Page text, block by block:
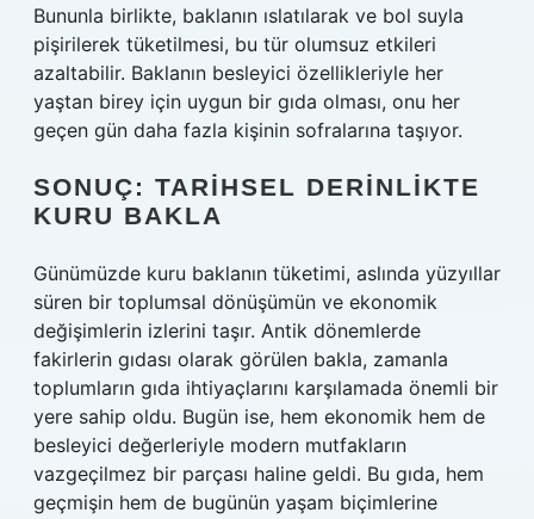
Bununla birlikte, baklanın ıslatılarak ve bol suyla
pişirilerek tüketilmesi, bu tür olumsuz etkileri
azaltabilir. Baklanın besleyici özellikleriyle her
yaştan birey için uygun bir gıda olması, onu her
geçen gün daha fazla kişinin sofralarına taşıyor.
SONUÇ: TARIHSEL DERINLIKTE
KURU BAKLA
Günümüzde kuru baklanın tüketimi, aslında yüzyıllar
süren bir toplumsal dönüşümün ve ekonomik
değişimlerin izlerini taşır. Antik dönemlerde
fakirlerin gıdası olarak görülen bakla, zamanla
toplumların gıda ihtiyaçlarını karşılamada önemli bir
yere sahip oldu. Bugün ise, hem ekonomik hem de
besleyici değerleriyle modern mutfakların
vazgeçilmez bir parçası haline geldi. Bu gıda, hem
geçmişin hem de bugünün yaşam biçimlerine